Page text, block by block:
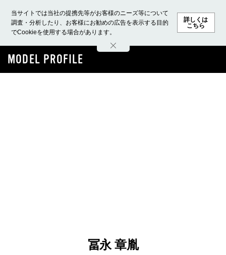
当サイトでは当社の提携先等がお客様のニーズ等について
調査・分析したり、お客様にお勧めの広告を表示する目的
でCookieを使用する場合があります。
詳しくは
こちら
ホーム モデル募集 ランキング ファッション ビューテ
MODEL PROFILE
冨永 章胤